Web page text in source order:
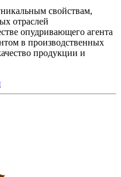
свойствам,
отраслей
опудривающего агента
в производственных
продукции и